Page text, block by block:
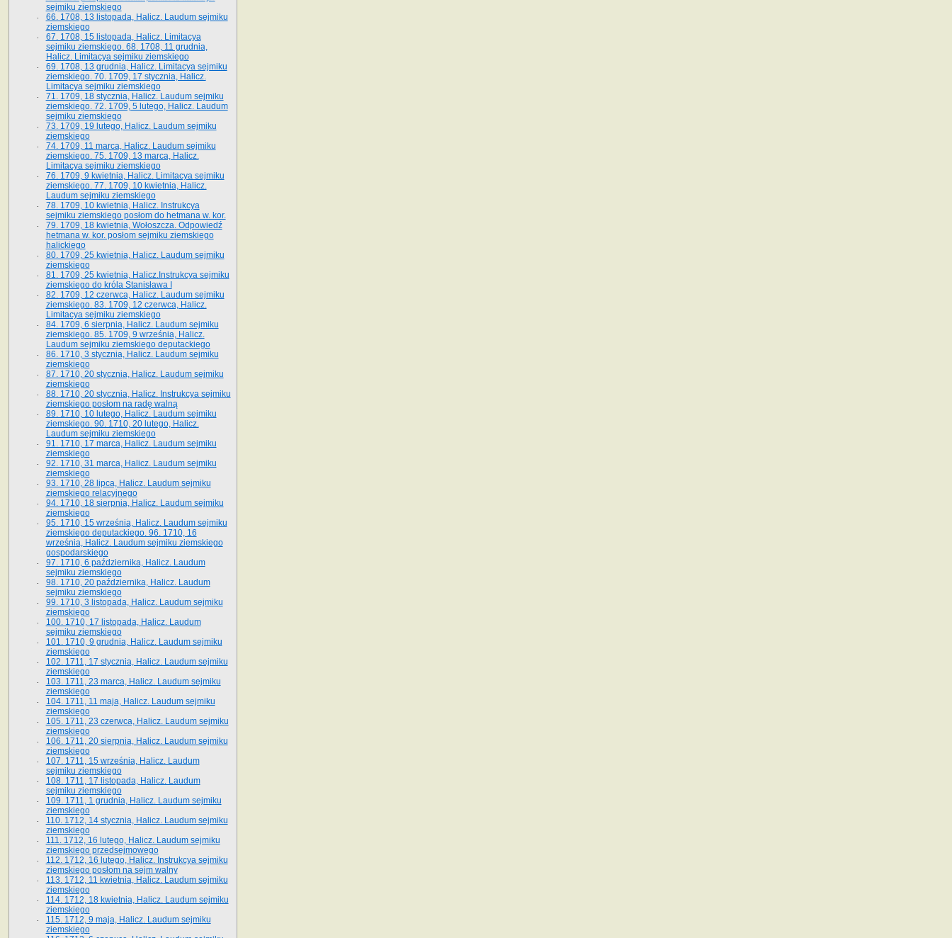
sejmiku ziemskiego
66. 1708, 13 listopada, Halicz. Laudum sejmiku
ziemskiego
67. 1708, 15 listopada, Halicz. Limitacya
sejmiku ziemskiego. 68. 1708, 11 grudnia,
Halicz. Limitacya sejmiku ziemskiego
69. 1708, 13 grudnia, Halicz. Limitacya sejmiku
ziemskiego. 70. 1709, 17 stycznia, Halicz.
Limitacya sejmiku ziemskiego
71. 1709, 18 stycznia, Halicz. Laudum sejmiku
ziemskiego. 72. 1709, 5 lutego, Halicz. Laudum
sejmiku ziemskiego
73. 1709, 19 lutego, Halicz. Laudum sejmiku
ziemskiego
74. 1709, 11 marca, Halicz. Laudum sejmiku
ziemskiego. 75. 1709, 13 marca, Halicz.
Limitacya sejmiku ziemskiego
76. 1709, 9 kwietnia, Halicz. Limitacya sejmiku
ziemskiego. 77. 1709, 10 kwietnia, Halicz.
Laudum sejmiku ziemskiego
78. 1709, 10 kwietnia, Halicz. Instrukcya
sejmiku ziemskiego posłom do hetmana w. kor.
79. 1709, 18 kwietnia, Wołoszcza. Odpowiedź
hetmana w. kor. posłom sejmiku ziemskiego
halickiego
80. 1709, 25 kwietnia, Halicz. Laudum sejmiku
ziemskiego
81. 1709, 25 kwietnia, Halicz.Instrukcya sejmiku
ziemskiego do króla Stanisława I
82. 1709, 12 czerwca, Halicz. Laudum sejmiku
ziemskiego. 83. 1709, 12 czerwca, Halicz.
Limitacya sejmiku ziemskiego
84. 1709, 6 sierpnia, Halicz. Laudum sejmiku
ziemskiego. 85. 1709, 9 września, Halicz.
Laudum sejmiku ziemskiego deputackiego
86. 1710, 3 stycznia, Halicz. Laudum sejmiku
ziemskiego
87. 1710, 20 stycznia, Halicz. Laudum sejmiku
ziemskiego
88. 1710, 20 stycznia, Halicz. Instrukcya sejmiku
ziemskiego posłom na radę walną
89. 1710, 10 lutego, Halicz. Laudum sejmiku
ziemskiego. 90. 1710, 20 lutego, Halicz.
Laudum sejmiku ziemskiego
91. 1710, 17 marca, Halicz. Laudum sejmiku
ziemskiego
92. 1710, 31 marca, Halicz. Laudum sejmiku
ziemskiego
93. 1710, 28 lipca, Halicz. Laudum sejmiku
ziemskiego relacyjnego
94. 1710, 18 sierpnia, Halicz. Laudum sejmiku
ziemskiego
95. 1710, 15 września, Halicz. Laudum sejmiku
ziemskiego deputackiego. 96. 1710, 16
września, Halicz. Laudum sejmiku ziemskiego
gospodarskiego
97. 1710, 6 października, Halicz. Laudum
sejmiku ziemskiego
98. 1710, 20 października, Halicz. Laudum
sejmiku ziemskiego
99. 1710, 3 listopada, Halicz. Laudum sejmiku
ziemskiego
100. 1710, 17 listopada, Halicz. Laudum
sejmiku ziemskiego
101. 1710, 9 grudnia, Halicz. Laudum sejmiku
ziemskiego
102. 1711, 17 stycznia, Halicz. Laudum sejmiku
ziemskiego
103. 1711, 23 marca, Halicz. Laudum sejmiku
ziemskiego
104. 1711, 11 maja, Halicz. Laudum sejmiku
ziemskiego
105. 1711, 23 czerwca, Halicz. Laudum sejmiku
ziemskiego
106. 1711, 20 sierpnia, Halicz. Laudum sejmiku
ziemskiego
107. 1711, 15 września, Halicz. Laudum
sejmiku ziemskiego
108. 1711, 17 listopada, Halicz. Laudum
sejmiku ziemskiego
109. 1711, 1 grudnia, Halicz. Laudum sejmiku
ziemskiego
110. 1712, 14 stycznia, Halicz. Laudum sejmiku
ziemskiego
111. 1712, 16 lutego, Halicz. Laudum sejmiku
ziemskiego przedsejmowego
112. 1712, 16 lutego, Halicz. Instrukcya sejmiku
ziemskiego posłom na sejm walny
113. 1712, 11 kwietnia, Halicz. Laudum sejmiku
ziemskiego
114. 1712, 18 kwietnia, Halicz. Laudum sejmiku
ziemskiego
115. 1712, 9 maja, Halicz. Laudum sejmiku
ziemskiego